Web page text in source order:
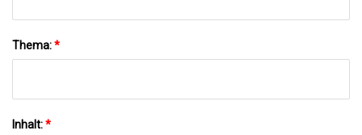
Thema:*
Inhalt:*